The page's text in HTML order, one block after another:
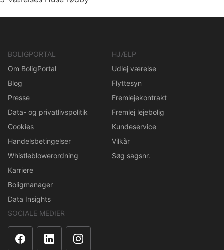
BOLIGPORTAL
Om BoligPortal
Blog
Presse
Data- og privatlivspolitik
Cookies
Handelsbetingelser
Whistleblowerordning
Karriere
Boligmanager
Data Insights
HJÆLP
Udlej værelse
Flyttesyn
Fremlejekontrakt
Fremlej lejebolig
Kundeservice
Vilkår
Søg sagsnr.
SOCIALE MEDIER